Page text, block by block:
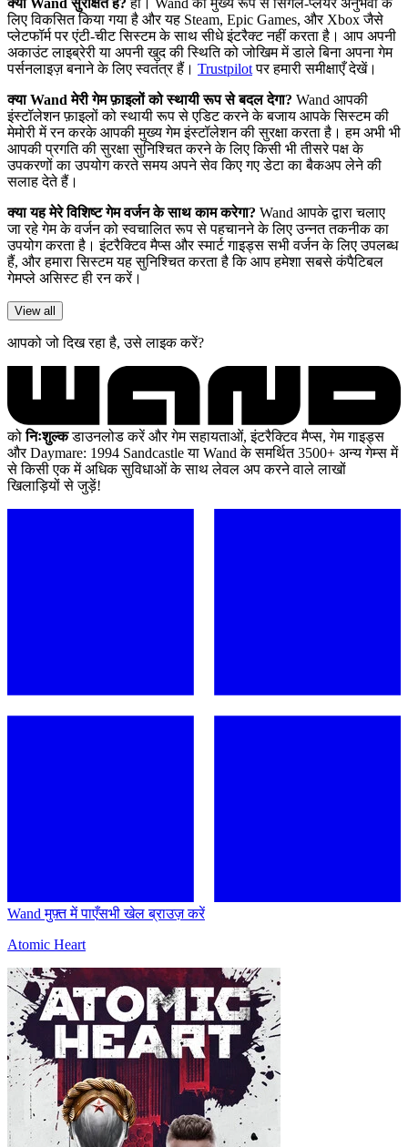
लिए विकसित किया गया है और यह Steam, Epic Games, और Xbox जैसे
प्लेटफॉर्म पर एंटी-चीट सिस्टम के साथ सीधे इंटरैक्ट नहीं करता है। आप अपनी
अकाउंट लाइब्रेरी या अपनी खुद की स्थिति को जोखिम में डाले बिना अपना गेम
पर्सनलाइज़ बनाने के लिए स्वतंत्र हैं। Trustpilotपर हमारी समीक्षाएँ देखें।
क्या Wand मेरी गेम फ़ाइलों को स्थायी रूप से बदल देगा? Wand आपकी
इंस्टॉलेशन फ़ाइलों को स्थायी रूप से एडिट करने के बजाय आपके सिस्टम की
मेमोरी में रन करके आपकी मुख्य गेम इंस्टॉलेशन की सुरक्षा करता है। हम अभी भी
आपकी प्रगति की सुरक्षा सुनिश्चित करने के लिए किसी भी तीसरे पक्ष के
उपकरणों का उपयोग करते समय अपने सेव किए गए डेटा का बैकअप लेने की
सलाह देते हैं।
क्या यह मेरे विशिष्ट गेम वर्जन के साथ काम करेगा? Wand आपके द्वारा चलाए
जा रहे गेम के वर्जन को स्वचालित रूप से पहचानने के लिए उन्नत तकनीक का
उपयोग करता है। इंटरैक्टिव मैप्स और स्मार्ट गाइड्स सभी वर्जन के लिए उपलब्ध
हैं, और हमारा सिस्टम यह सुनिश्चित करता है कि आप हमेशा सबसे कंपैटिबल
गेमप्ले असिस्ट ही रन करें।
View all
आपको जो दिख रहा है, उसे लाइक करें?
कोनिःशुल्कडाउनलोड करें और गेम सहायताओं, इंटरैक्टिव मैप्स, गेम गाइड्स
और Daymare: 1994 Sandcastle या Wand के समर्थित 3500+ अन्य गेम्स में
से किसी एक में अधिक सुविधाओं के साथ लेवल अप करने वाले लाखों
खिलाड़ियों से जुड़ें!
Wand मुफ़्त में पाएँसभी खेल ब्राउज़ करें
Atomic Heart